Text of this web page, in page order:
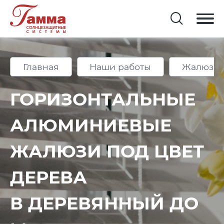
Главная Наши работы Жалюзи
ГОРИЗОНТАЛЬНЫЕ
АЛЮМИНИЕВЫЕ
ЖАЛЮЗИ ПОД ЦВЕТ
ДЕРЕВА
В ДЕРЕВЯННЫЙ ДО